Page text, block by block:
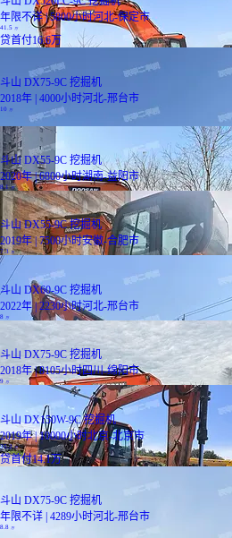
年限不详 | 5800小时河北-保定市
41.5 万
贷首付16.6万
斗山 DX75-9C 挖掘机
2018年 | 4000小时河北-邢台市
10
斗山 DX55-9C 挖掘机
2020年 | 6800小时湖南-益阳市
8.1万
斗山 DX55-9C 挖掘机
2019年 | 7500小时安徽-合肥市
7.3 万
斗山 DX60-9C 挖掘机
2022年 | 2230小时河北-邢台市
8 万
斗山 DX75-9C 挖掘机
2018年 | 8105小时四川-绵阳市
9 万
斗山 DX150W-9C 挖掘机
2019年 | 10000小时北京-北京市
35.2万
贷首付14.1万
斗山 DX75-9C 挖掘机
年限不详 | 4289小时河北-邢台市
8.8 万